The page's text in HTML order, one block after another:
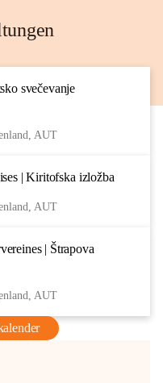
svečevanje
AUT
| Kiritofska izložba
AUT
| Štrapova
AUT